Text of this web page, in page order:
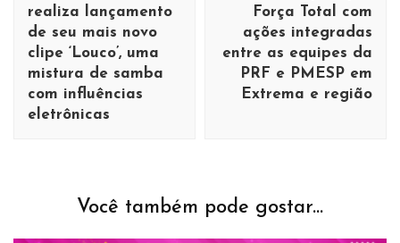
realiza lançamento
de seu mais novo
clipe ‘Louco’, uma
mistura de samba
com influências
eletrônicas
Força Total com
ações integradas
entre as equipes da
PRF e PMESP em
Extrema e região
Você também pode gostar...